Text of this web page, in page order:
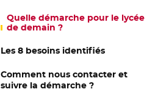
Quelle démarche pour le lycée
de demain ?
Les 8 besoins identifiés
Comment nous contacter et
suivre la démarche ?